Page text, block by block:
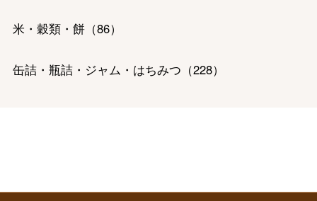
米・穀類・餅（86）
缶詰・瓶詰・ジャム・はちみつ （228）
惣菜・弁当・鍋（770）
ホーム＆インテリア
ベビー＆キッズ
お香典返し
敬老の日